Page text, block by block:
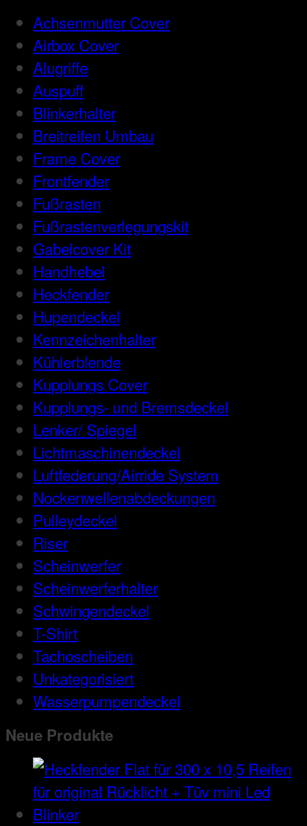
Achsenmutter Cover
Airbox Cover
Alugriffe
Auspuff
Blinkerhalter
Breitreifen Umbau
Frame Cover
Frontfender
Fußrasten
Fußrastenverlegungskit
Gabelcover Kit
Handhebel
Heckfender
Hupendeckel
Kennzeichenhalter
Kühlerblende
Kupplungs Cover
Kupplungs- und Bremsdeckel
Lenker/ Spiegel
Lichtmaschinendeckel
Luftfederung/Airride System
Nockenwellenabdeckungen
Pulleydeckel
Riser
Scheinwerfer
Scheinwerferhalter
Schwingendeckel
T-Shirt
Tachoscheiben
Unkategorisiert
Wasserpumpendeckel
Neue Produkte